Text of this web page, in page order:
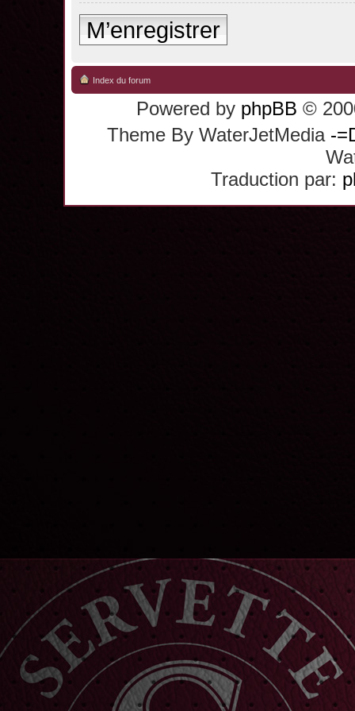
M’enregistrer
Index du forum
Powered by phpBB ©
Theme By WaterJetMedia -
Traduction par: